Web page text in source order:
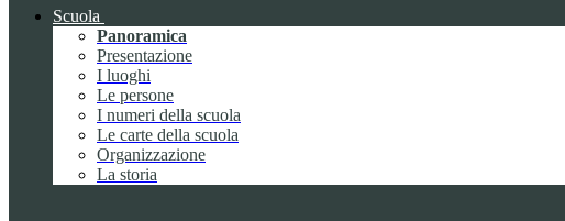
Scuola
Panoramica
Presentazione
I luoghi
Le persone
I numeri della scuola
Le carte della scuola
Organizzazione
La storia